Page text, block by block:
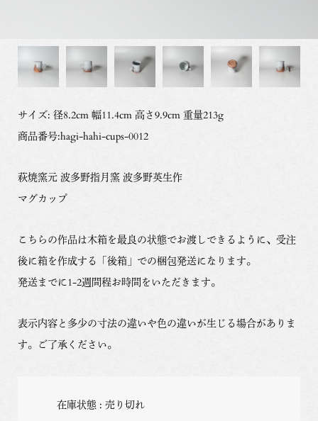
サイズ: 径8.2cm 幅11.4cm 高さ9.9cm 重量213g
商品番号:hagi-hahi-cups-0012
萩焼窯元 波多野指月窯 波多野英生作
マグカップ
こちらの作品は木箱を最良の状態でお渡しできるように、受注
後に箱を作成する「後箱」での梱包発送になります。
発送までに1-2週間程お時間をいただきます。
表示内容と多少の寸法の違いや色の違いが生じる場合がありま
す。ご了承ください。
在庫状態 : 売り切れ